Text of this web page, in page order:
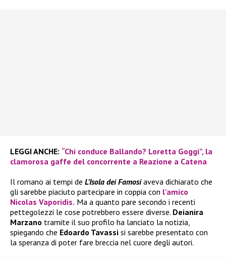
LEGGI ANCHE: “Chi conduce Ballando? Loretta Goggi”, la
clamorosa gaffe del concorrente a Reazione a Catena
Il romano ai tempi de L’Isola dei Famosiaveva dichiarato che
gli sarebbe piaciuto partecipare in coppia con l’amico
Nicolas Vaporidis. Ma a quanto pare secondo i recenti
pettegolezzi le cose potrebbero essere diverse. Deianira
Marzano tramite il suo profilo ha lanciato la notizia,
spiegando che Edoardo Tavassi si sarebbe presentato con
la speranza di poter fare breccia nel cuore degli autori.